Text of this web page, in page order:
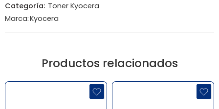
Categoría: Toner Kyocera
Marca:Kyocera
Productos relacionados